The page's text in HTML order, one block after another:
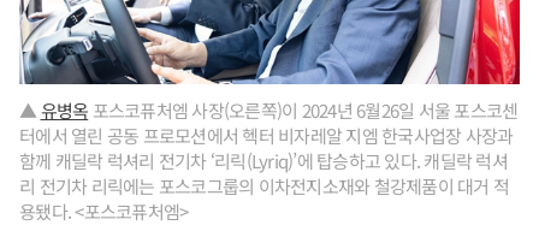
▲유병옥 포스코퓨처엠 사장(오른쪽)이 2024년 6월26일 서울 포스코센
터에서 열린 공동 프로모션에서 헥터 비자레알 지엠 한국사업장 사장과
함께 캐딜락 럭셔리 전기차 ‘리릭(Lyriq)’에 탑승하고 있다. 캐딜락 럭셔
리 전기차 리릭에는 포스코그룹의 이차전지소재와 철강제품이 대거 적
용됐다. <포스코퓨처엠>